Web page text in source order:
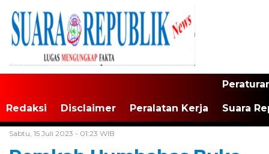
Redaksi Disclaimer Peralatan Kerja Suara
Sabtu, 15 Juli 2023 - 01:23 WIB